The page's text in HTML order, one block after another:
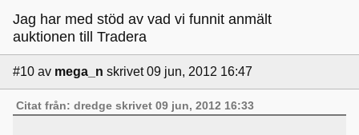
Jag har med stöd av vad vi funnit anmält
auktionen till Tradera
#10 av mega_n skrivet 09 jun, 2012 16:47
Citat från: dredge skrivet 09 jun, 2012 16:33